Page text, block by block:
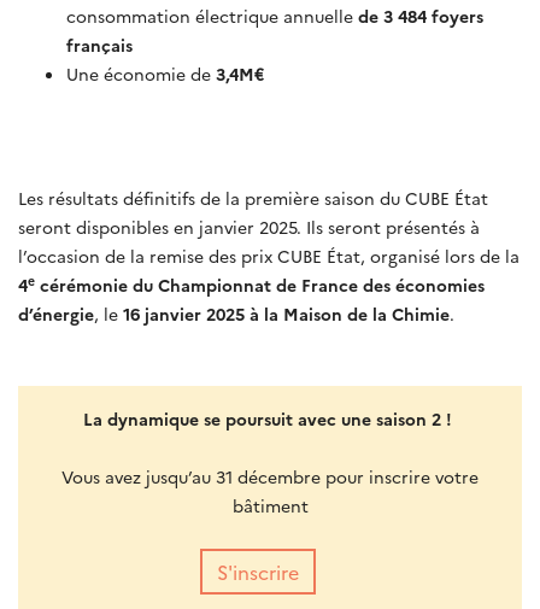
consommation électrique annuelle de 3 484 foyers
français
Une économie de 3,4M€
Les résultats définitifs de la première saison du CUBE État
seront disponibles en janvier 2025. Ils seront présentés à
l’occasion de la remise des prix CUBE État, organisé lors de la
4e cérémonie du Championnat de France des économies
d’énergie, le 16 janvier 2025 à la Maison de la Chimie.
La dynamique se poursuit avec une saison 2 !
Vous avez jusqu’au 31 décembre pour inscrire votre
bâtiment
S'inscrire